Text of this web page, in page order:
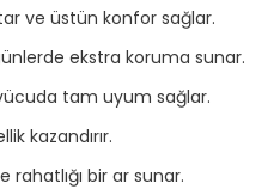
ve üstün konfor sağlar.
ekstra koruma sunar.
tam uyum sağlar.
kazandırır.
rahatlığı bir ar sunar.